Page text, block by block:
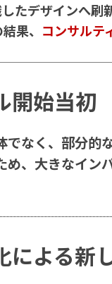
たデザインへ刷
果、 コンサルテ
開始当初
でなく、部分的
め、大きなイン
による新